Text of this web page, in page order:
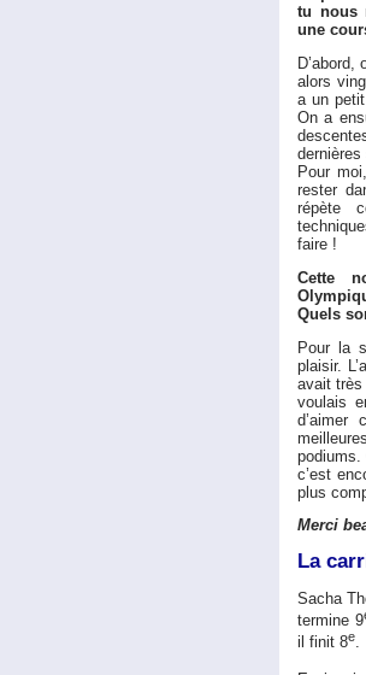
tu nous
une
alors
a un
On a
Pour
rester
répète
faire !
Cette
Quels
Pour la
plaisir.
avait très
voulais
d’aimer
podiums.
c’est
plus
Merci
La
Sacha
termine 9
il finit 8e.